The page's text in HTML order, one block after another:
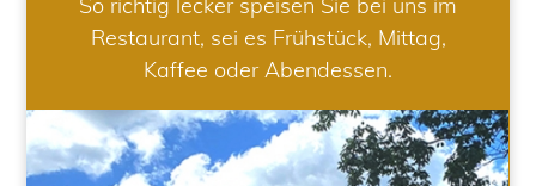
Restaurant, sei es Frühstück, Mittag,
Kaffee oder Abendessen.